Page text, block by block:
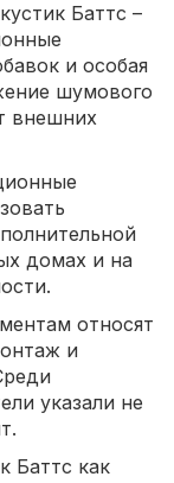
Баттс –
и особая
шумового
внешних
домах и на
относят
и
указали не
Баттс как